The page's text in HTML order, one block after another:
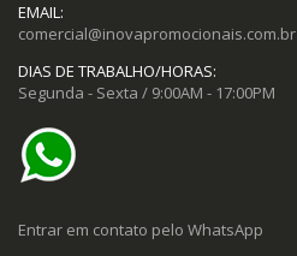
EMAIL:
comercial@inovapromocionais.com.br
DIAS DE TRABALHO/HORAS:
Segunda - Sexta / 9:00AM - 17:00PM
Entrar em contato pelo WhatsApp